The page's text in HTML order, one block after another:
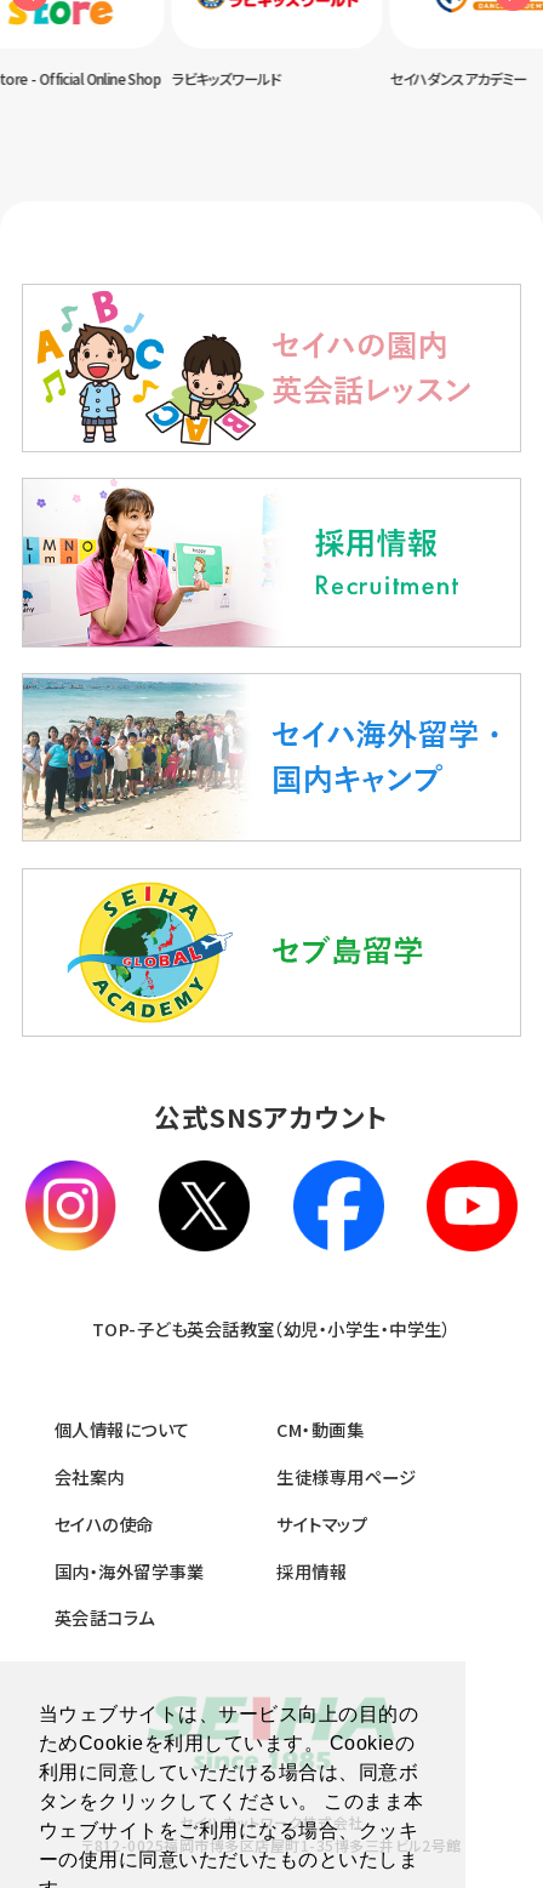
当ウェブサイトは、サービス向上の目的の
ためCookieを利用しています。 Cookieの
利用に同意していただける場合は、同意ボ
タンをクリックしてください。 このまま本
ウェブサイトをご利用になる場合、クッキ
ーの使用に同意いただいたものといたしま
- Official Online Shop ラビキッズワールド セイハダンスアカデミー
公式SNSアカウント
TOP-子ども英会話教室（幼児・小学生・中学生）
個人情報について
会社案内
セイハの使命
国内・海外留学事業
英会話コラム
CM・動画集
生徒様専用ページ
サイトマップ
採用情報
セイハネットワーク株式会社
〒812-0025福岡市博多区店屋町1-35博多三井ビル2号館